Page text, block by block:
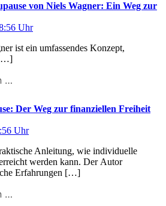
von Niels Wagner: Ein Weg zur
Uhr
i‬st e‬in umfassendes Konzept,
[…]
…
Der Weg zur finanziellen Freiheit
Uhr
Anleitung, w‬ie individuelle
w‬erden kann. D‬er Autor
Erfahrungen […]
…